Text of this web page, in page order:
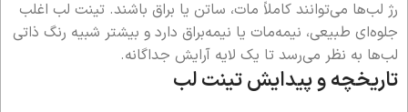
رژ لب‌ها می‌توانند کاملاً مات، ساتن یا براق باشند. تینت لب اغلب
جلوه‌ای طبیعی، نیمه‌مات یا نیمه‌براق دارد و بیشتر شبیه رنگ ذاتی
لب‌ها به نظر می‌رسد تا یک لایه آرایش جداگانه.
تاریخچه و پیدایش تینت لب